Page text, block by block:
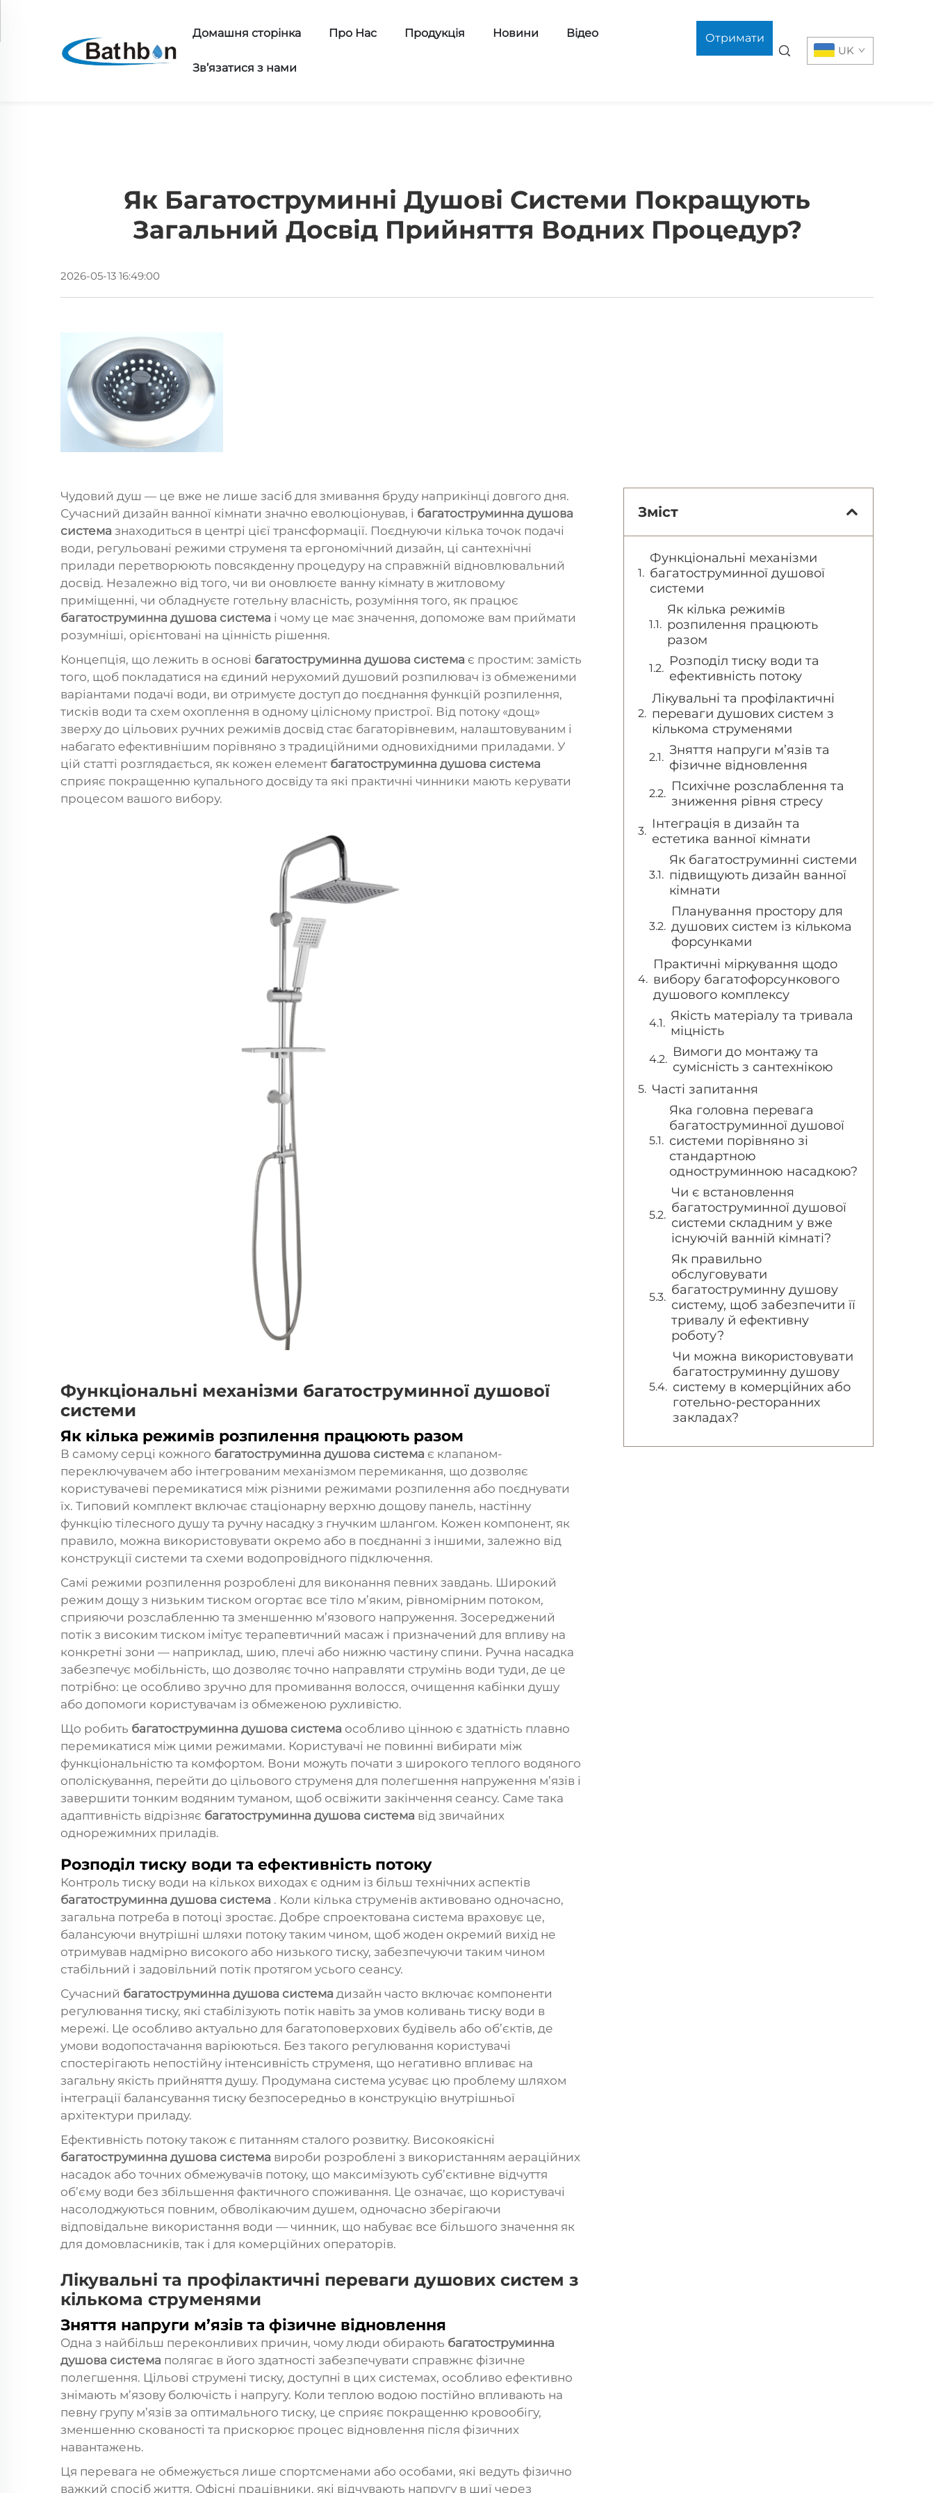
Домашня сторінка Про Нас Продукція Новини Відео
Зв’язатися з нами
Отримати
UK
Як Багатоструминні Душові Системи Покращують
Загальний Досвід Прийняття Водних Процедур?
2026-05-13 16:49:00
Чудовий душ — це вже не лише засіб для змивання бруду наприкінці довгого дня.
Сучасний дизайн ванної кімнати значно еволюціонував, і багатоструминна душова
система знаходиться в центрі цієї трансформації. Поєднуючи кілька точок подачі
води, регульовані режими струменя та ергономічний дизайн, ці сантехнічні
прилади перетворюють повсякденну процедуру на справжній відновлювальний
досвід. Незалежно від того, чи ви оновлюєте ванну кімнату в житловому
приміщенні, чи обладнуєте готельну власність, розуміння того, як працює
багатоструминна душова система і чому це має значення, допоможе вам приймати
розумніші, орієнтовані на цінність рішення.
Концепція, що лежить в основі багатоструминна душова система є простим: замість
того, щоб покладатися на єдиний нерухомий душовий розпилювач із обмеженими
варіантами подачі води, ви отримуєте доступ до поєднання функцій розпилення,
тисків води та схем охоплення в одному цілісному пристрої. Від потоку «дощ»
зверху до цільових ручних режимів досвід стає багаторівневим, налаштовуваним і
набагато ефективнішим порівняно з традиційними одновихідними приладами. У
цій статті розглядається, як кожен елемент багатоструминна душова система
сприяє покращенню купального досвіду та які практичні чинники мають керувати
процесом вашого вибору.
Функціональні механізми багатоструминної душової
системи
Як кілька режимів розпилення працюють разом
В самому серці кожного багатоструминна душова система є клапаном-
переключувачем або інтегрованим механізмом перемикання, що дозволяє
користувачеві перемикатися між різними режимами розпилення або поєднувати
їх. Типовий комплект включає стаціонарну верхню дощову панель, настінну
функцію тілесного душу та ручну насадку з гнучким шлангом. Кожен компонент, як
правило, можна використовувати окремо або в поєднанні з іншими, залежно від
конструкції системи та схеми водопровідного підключення.
Самі режими розпилення розроблені для виконання певних завдань. Широкий
режим дощу з низьким тиском огортає все тіло м’яким, рівномірним потоком,
сприяючи розслабленню та зменшенню м’язового напруження. Зосереджений
потік з високим тиском імітує терапевтичний масаж і призначений для впливу на
конкретні зони — наприклад, шию, плечі або нижню частину спини. Ручна насадка
забезпечує мобільність, що дозволяє точно направляти струмінь води туди, де це
потрібно: це особливо зручно для промивання волосся, очищення кабінки душу
або допомоги користувачам із обмеженою рухливістю.
Що робить багатоструминна душова система особливо цінною є здатність плавно
перемикатися між цими режимами. Користувачі не повинні вибирати між
функціональністю та комфортом. Вони можуть почати з широкого теплого водяного
ополіскування, перейти до цільового струменя для полегшення напруження м’язів і
завершити тонким водяним туманом, щоб освіжити закінчення сеансу. Саме така
адаптивність відрізняє багатоструминна душова система від звичайних
однорежимних приладів.
Розподіл тиску води та ефективність потоку
Контроль тиску води на кількох виходах є одним із більш технічних аспектів
багатоструминна душова система . Коли кілька струменів активовано одночасно,
загальна потреба в потоці зростає. Добре спроектована система враховує це,
балансуючи внутрішні шляхи потоку таким чином, щоб жоден окремий вихід не
отримував надмірно високого або низького тиску, забезпечуючи таким чином
стабільний і задовільний потік протягом усього сеансу.
Сучасний багатоструминна душова система дизайн часто включає компоненти
регулювання тиску, які стабілізують потік навіть за умов коливань тиску води в
мережі. Це особливо актуально для багатоповерхових будівель або об’єктів, де
умови водопостачання варіюються. Без такого регулювання користувачі
спостерігають непостійну інтенсивність струменя, що негативно впливає на
загальну якість прийняття душу. Продумана система усуває цю проблему шляхом
інтеграції балансування тиску безпосередньо в конструкцію внутрішньої
архітектури приладу.
Ефективність потоку також є питанням сталого розвитку. Високоякісні
багатоструминна душова система вироби розроблені з використанням аераційних
насадок або точних обмежувачів потоку, що максимізують суб’єктивне відчуття
об’єму води без збільшення фактичного споживання. Це означає, що користувачі
насолоджуються повним, обволікаючим душем, одночасно зберігаючи
відповідальне використання води — чинник, що набуває все більшого значення як
для домовласників, так і для комерційних операторів.
Лікувальні та профілактичні переваги душових систем з
кількома струменями
Зняття напруги м’язів та фізичне відновлення
Одна з найбільш переконливих причин, чому люди обирають багатоструминна
душова система полягає в його здатності забезпечувати справжнє фізичне
полегшення. Цільові струмені тиску, доступні в цих системах, особливо ефективно
знімають м’язову болючість і напругу. Коли теплою водою постійно впливають на
певну групу м’язів за оптимального тиску, це сприяє покращенню кровообігу,
зменшенню скованості та прискорює процес відновлення після фізичних
навантажень.
Ця перевага не обмежується лише спортсменами або особами, які ведуть фізично
важкий спосіб життя. Офісні працівники, які відчувають напругу в шиї через
Зміст
Функціональні механізми
багатоструминної душової
системи
Як кілька режимів
розпилення працюють
разом
Розподіл тиску води та
ефективність потоку
Лікувальні та профілактичні
переваги душових систем з
кількома струменями
Зняття напруги м’язів та
фізичне відновлення
Психічне розслаблення та
зниження рівня стресу
Інтеграція в дизайн та
естетика ванної кімнати
Як багатоструминні системи
підвищують дизайн ванної
кімнати
Планування простору для
душових систем із кількома
форсунками
Практичні міркування щодо
вибору багатофорсункового
душового комплексу
Якість матеріалу та тривала
міцність
Вимоги до монтажу та
сумісність з сантехнікою
Часті запитання
Яка головна перевага
багатоструминної душової
системи порівняно зі
стандартною
одноструминною насадкою?
Чи є встановлення
багатоструминної душової
системи складним у вже
існуючій ванній кімнаті?
Як правильно
обслуговувати
багатоструминну душову
систему, щоб забезпечити її
тривалу й ефективну
роботу?
Чи можна використовувати
багатоструминну душову
систему в комерційних або
готельно-ресторанних
закладах?